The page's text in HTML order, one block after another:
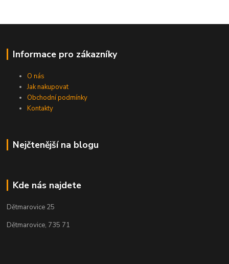
Informace pro zákazníky
O nás
Jak nakupovat
Obchodní podmínky
Kontakty
Nejčtenější na blogu
Kde nás najdete
Dětmarovice 25
Dětmarovice, 735 71